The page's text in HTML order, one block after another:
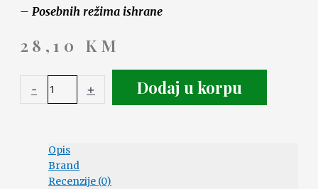
– Posebnih režima ishrane
28,10 KM
- + Dodaj u korpu
Opis
Brand
Recenzije (0)